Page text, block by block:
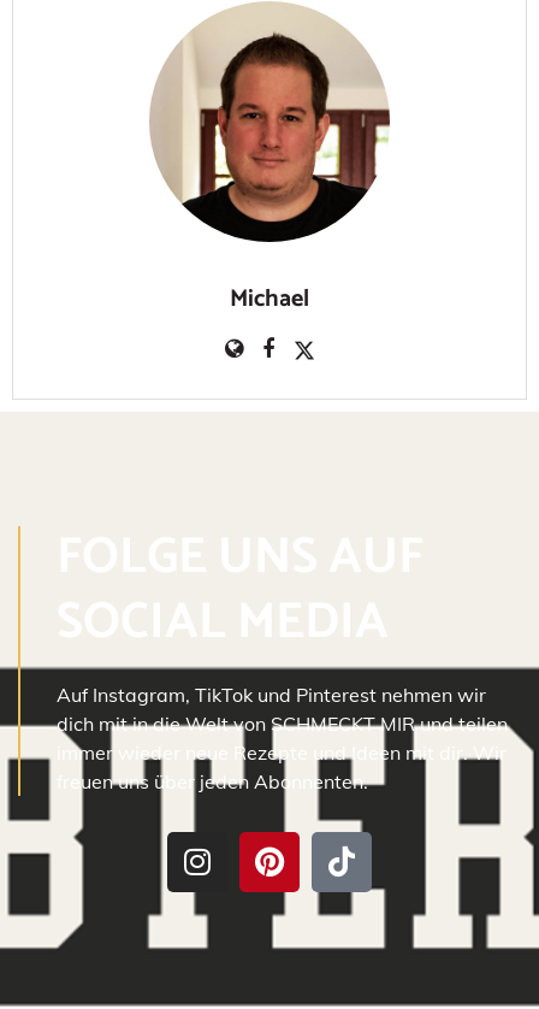
Michael
Auf Instagram, TikTok und Pinterest nehmen wir
dich mit in die Welt von SCHMECKT MIR und teilen
immer wieder neue Rezepte und Ideen mit dir. Wir
freuen uns über jeden Abonnenten.